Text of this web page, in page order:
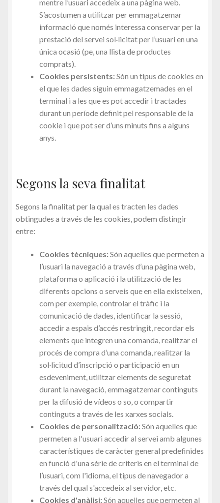
mentre l’usuari accedeix a una pàgina web.
S’acostumen a utilitzar per emmagatzemar
informació que només interessa conservar per la
prestació del servei sol·licitat per l’usuari en una
única ocasió (pe, una llista de productes
comprats).
Cookies persistents:Són un tipus de cookies en
el que les dades siguin emmagatzemades en el
terminal i a les que es pot accedir i tractades
durant un període definit pel responsable de la
cookie i que pot ser d’uns minuts fins a alguns
anys.
Segons la seva finalitat
Segons la finalitat per la qual es tracten les dades
obtingudes a través de les cookies, podem distingir
entre:
Cookies tècniques:Són aquelles que permeten a
l’usuari la navegació a través d’una pàgina web,
plataforma o aplicació i la utilització de les
diferents opcions o serveis que en ella existeixen,
com per exemple, controlar el tràfic i la
comunicació de dades, identificar la sessió,
accedir a espais d’accés restringit, recordar els
elements que integren una comanda, realitzar el
procés de compra d’una comanda, realitzar la
sol·licitud d’inscripció o participació en un
esdeveniment, utilitzar elements de seguretat
durant la navegació, emmagatzemar continguts
per la difusió de vídeos o so, o compartir
continguts a través de les xarxes socials.
Cookies de personalització:Són aquelles que
permeten a l'usuari accedir al servei amb algunes
característiques de caràcter general predefinides
en funció d'una sèrie de criteris en el terminal de
l’usuari, com l'idioma, el tipus de navegador a
través del qual s'accedeix al servidor, etc.
Cookies d'anàlisi:Són aquelles que permeten al